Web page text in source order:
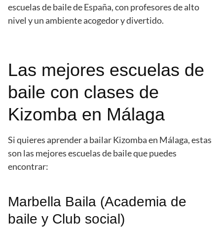
escuelas de baile de España, con profesores de alto
nivel y un ambiente acogedor y divertido.
Las mejores escuelas de
baile con clases de
Kizomba en Málaga
Si quieres aprender a bailar Kizomba en Málaga, estas
son las mejores escuelas de baile que puedes
encontrar:
Marbella Baila (Academia de
baile y Club social)